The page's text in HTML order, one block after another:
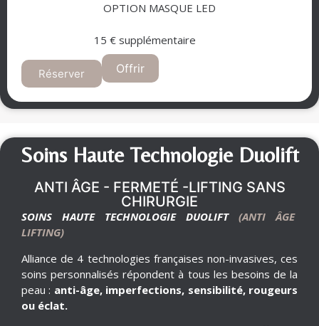
OPTION MASQUE LED
15 € supplémentaire
Réserver Offrir
Soins Haute Technologie Duolift
ANTI ÂGE - FERMETÉ -LIFTING SANS
CHIRURGIE
SOINS HAUTE TECHNOLOGIE DUOLIFT (ANTI ÂGE
LIFTING)
Alliance de 4 technologies françaises non-invasives, ces
soins personnalisés répondent à tous les besoins de la
peau : anti-âge, imperfections, sensibilité, rougeurs
ou éclat.